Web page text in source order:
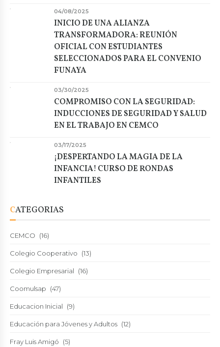
04/08/2025
INICIO DE UNA ALIANZA
TRANSFORMADORA: REUNIÓN
OFICIAL CON ESTUDIANTES
SELECCIONADOS PARA EL CONVENIO
FUNAYA
03/30/2025
COMPROMISO CON LA SEGURIDAD:
INDUCCIONES DE SEGURIDAD Y SALUD
EN EL TRABAJO EN CEMCO
03/17/2025
¡DESPERTANDO LA MAGIA DE LA
INFANCIA! CURSO DE RONDAS
INFANTILES
CATEGORIAS
CEMCO (16)
Colegio Cooperativo (13)
Colegio Empresarial (16)
Coomulsap (47)
Educacion Inicial (9)
Educación para Jóvenes y Adultos (12)
Fray Luis Amigó (5)